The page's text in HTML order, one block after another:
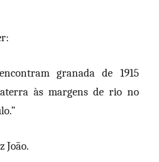
granada de 1915
às margens de rio no
João.